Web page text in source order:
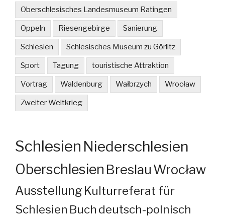
Oberschlesisches Landesmuseum Ratingen
Oppeln Riesengebirge Sanierung
Schlesien Schlesisches Museum zu Görlitz
Sport Tagung touristische Attraktion
Vortrag Waldenburg Wałbrzych Wrocław
Zweiter Weltkrieg
Schlesien Niederschlesien
Oberschlesien Breslau Wrocław
Ausstellung Kulturreferat für
Schlesien Buch deutsch-polnisch